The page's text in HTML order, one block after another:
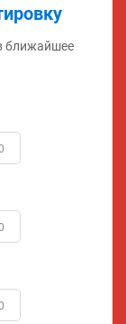
ближайшее